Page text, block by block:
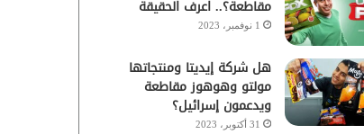
مقاطعة؟.. اعرف الحقيقة
1 نوفمبر، 2023
هل شركة إيديتا ومنتجاتها
مولتو وهوهوز مقاطعة
ويدعمون إسرائيل؟
31 أكتوبر، 2023